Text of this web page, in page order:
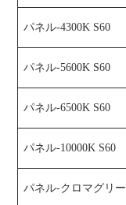
パネル-4300K S60
パネル-5600K S60
パネル-6500K S60
パネル-10000K S60
パネル-クロマグリ